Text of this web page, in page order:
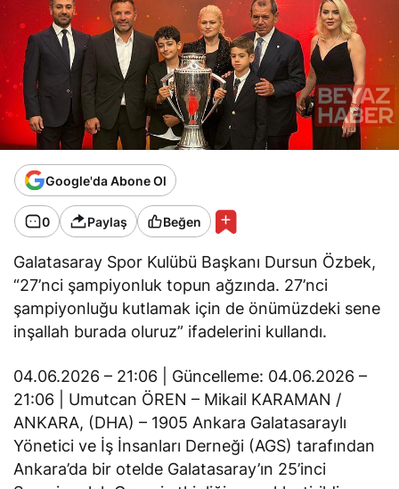
Google'da Abone Ol
0 Paylaş Beğen
Galatasaray Spor Kulübü Başkanı Dursun Özbek,
“27’nci şampiyonluk topun ağzında. 27’nci
şampiyonluğu kutlamak için de önümüzdeki sene
inşallah burada oluruz” ifadelerini kullandı.
04.06.2026 – 21:06 | Güncelleme: 04.06.2026 –
21:06 | Umutcan ÖREN – Mikail KARAMAN /
ANKARA, (DHA) – 1905 Ankara Galatasaraylı
Yönetici ve İş İnsanları Derneği (AGS) tarafından
Ankara’da bir otelde Galatasaray’ın 25’inci